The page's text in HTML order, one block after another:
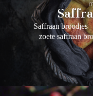
Saffraan broodjes
zoete saffraan